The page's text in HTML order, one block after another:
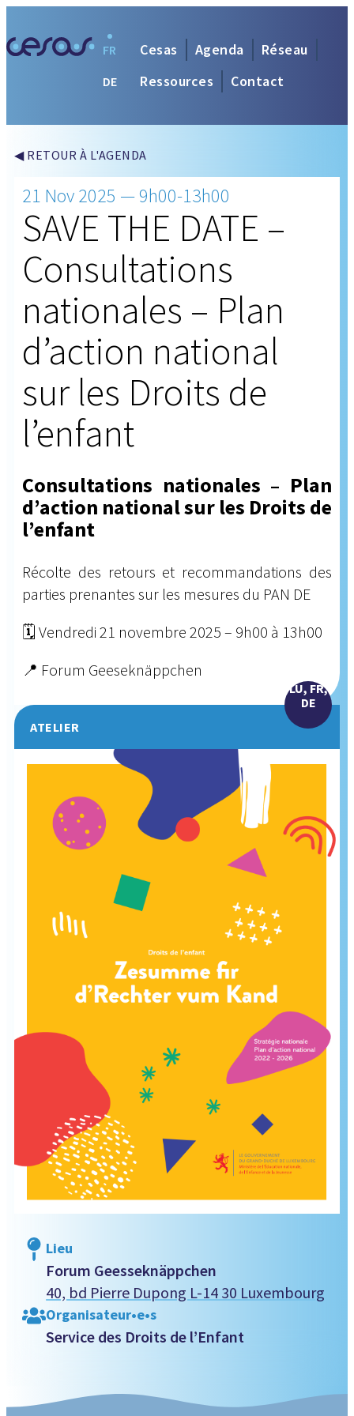
Cesas Agenda
Réseau
Ressources
Contact
FR
DE
◀ RETOUR À L'AGENDA
21 Nov 2025 — 9h00-13h00
SAVE THE DATE –
Consultations
nationales – Plan
d’action national
sur les Droits de
l’enfant
Consultations nationales – Plan
d’action national sur les Droits de
l’enfant
Récolte des retours et recommandations des
parties prenantes sur les mesures du PAN DE
🗓️ Vendredi 21 novembre 2025 – 9h00 à 13h00
📍 Forum Geeseknäppchen
ATELIER
LU, FR,
DE
Lieu
Forum Geesseknäppchen
40, bd Pierre Dupong L-14 30 Luxembourg
Organisateur•e•s
Service des Droits de l’Enfant